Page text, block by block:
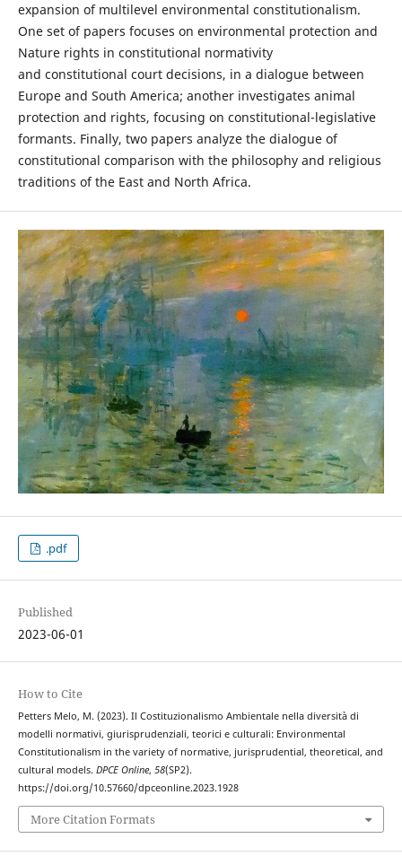
expansion of multilevel environmental constitutionalism.
One set of papers focuses on environmental protection and
Nature rights in constitutional normativity
and constitutional court decisions, in a dialogue between
Europe and South America; another investigates animal
protection and rights, focusing on constitutional-legislative
formants. Finally, two papers analyze the dialogue of
constitutional comparison with the philosophy and religious
traditions of the East and North Africa.
.pdf
Published
2023-06-01
How to Cite
Petters Melo, M. (2023). Il Costituzionalismo Ambientale nella diversità di
modelli normativi, giurisprudenziali, teorici e culturali: Environmental
Constitutionalism in the variety of normative, jurisprudential, theoretical, and
cultural models. DPCE Online, 58(SP2).
https://doi.org/10.57660/dpceonline.2023.1928
More Citation Formats